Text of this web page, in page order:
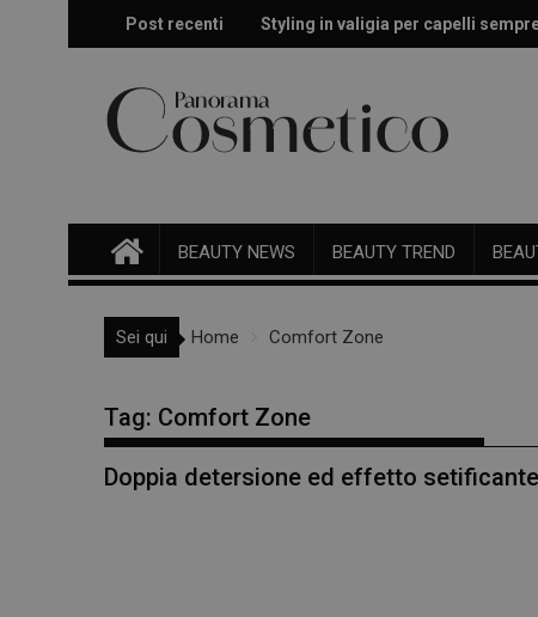
Post recenti Styling in valigia per capelli
Doposole, il beauty ritual che fa
BEAUTY NEWS BEAUTY TREND
Sei qui Home Comfort Zone
Tag: Comfort Zone
Doppia detersione ed effetto